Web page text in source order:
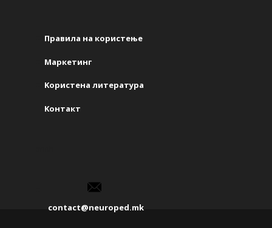
Правила на користење
Маркетинг
Kористена литература
Kонтакт
contact@neuroped.mk